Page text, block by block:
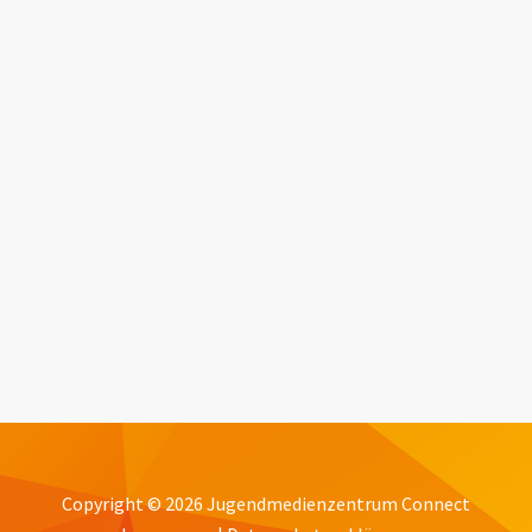
den persönlichen Auftritt
Copyright © 2026 Jugendmedienzentrum Connect